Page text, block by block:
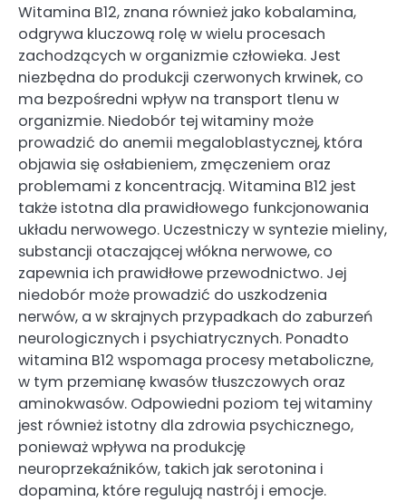
Witamina B12, znana również jako kobalamina,
odgrywa kluczową rolę w wielu procesach
zachodzących w organizmie człowieka. Jest
niezbędna do produkcji czerwonych krwinek, co
ma bezpośredni wpływ na transport tlenu w
organizmie. Niedobór tej witaminy może
prowadzić do anemii megaloblastycznej, która
objawia się osłabieniem, zmęczeniem oraz
problemami z koncentracją. Witamina B12 jest
także istotna dla prawidłowego funkcjonowania
układu nerwowego. Uczestniczy w syntezie mieliny,
substancji otaczającej włókna nerwowe, co
zapewnia ich prawidłowe przewodnictwo. Jej
niedobór może prowadzić do uszkodzenia
nerwów, a w skrajnych przypadkach do zaburzeń
neurologicznych i psychiatrycznych. Ponadto
witamina B12 wspomaga procesy metaboliczne,
w tym przemianę kwasów tłuszczowych oraz
aminokwasów. Odpowiedni poziom tej witaminy
jest również istotny dla zdrowia psychicznego,
ponieważ wpływa na produkcję
neuroprzekaźników, takich jak serotonina i
dopamina, które regulują nastrój i emocje.